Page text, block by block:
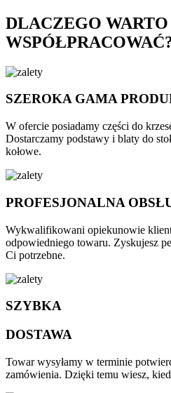
DLACZEGO
SZEROKA GAMA
W ofercie posiadamy części do
Dostarczamy podstawy i blaty do
kołowe.
PROFESJONALNA
Wykwalifikowani opiekunowie
odpowiedniego towaru. Zyskujesz
Ci potrzebne.
SZYBKA
DOSTAWA
Towar wysyłamy w terminie
zamówienia. Dzięki temu wiesz,